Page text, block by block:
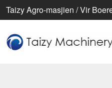
Taizy Agro-masjien / Vir